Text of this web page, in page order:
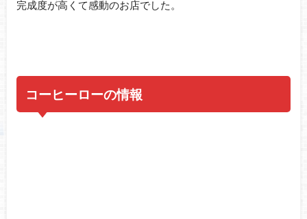
完成度が高くて感動のお店でした。
コーヒーローの情報